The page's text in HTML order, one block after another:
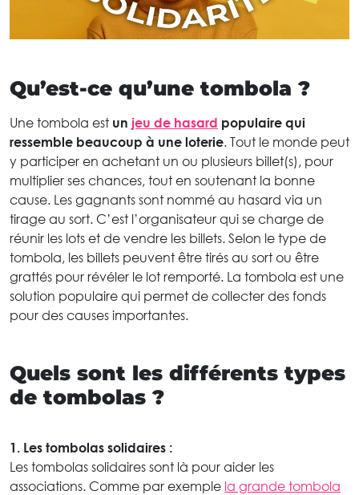
Qu’est-ce qu’une tombola ?
Une tombola est un jeu de hasard populaire qui
ressemble beaucoup à une loterie. Tout le monde peut
y participer en achetant un ou plusieurs billet(s), pour
multiplier ses chances, tout en soutenant la bonne
cause. Les gagnants sont nommé au hasard via un
tirage au sort. C’est l’organisateur qui se charge de
réunir les lots et de vendre les billets. Selon le type de
tombola, les billets peuvent être tirés au sort ou être
grattés pour révéler le lot remporté. La tombola est une
solution populaire qui permet de collecter des fonds
pour des causes importantes.
Quels sont les différents types
de tombolas ?
1. Les tombolas solidaires :
Les tombolas solidaires sont là pour aider les
associations. Comme par exemple la grande tombola